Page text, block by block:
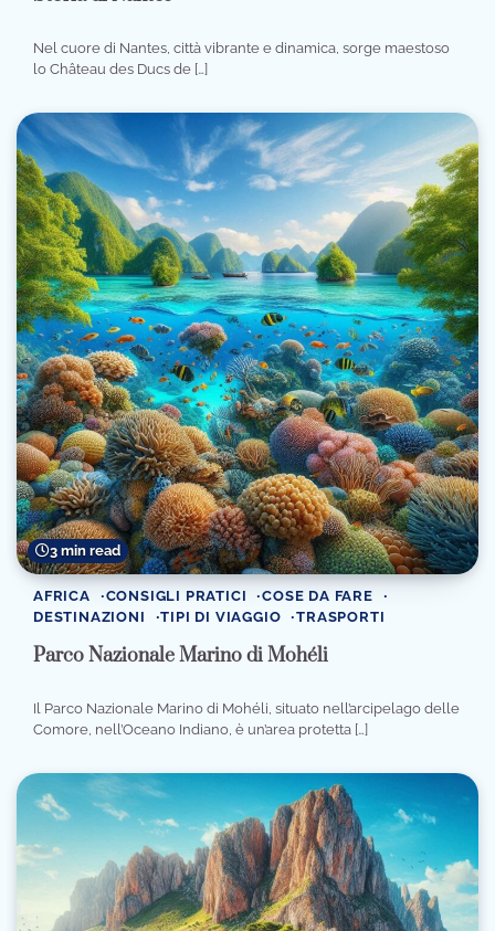
Nel cuore di Nantes, città vibrante e dinamica, sorge maestoso
lo Château des Ducs de […]
3 min read
AFRICA CONSIGLI PRATICI
COSE DA FARE
DESTINAZIONI
TIPI DI VIAGGIO TRASPORTI
Parco Nazionale Marino di Mohéli
Il Parco Nazionale Marino di Mohéli, situato nell’arcipelago delle
Comore, nell’Oceano Indiano, è un’area protetta […]